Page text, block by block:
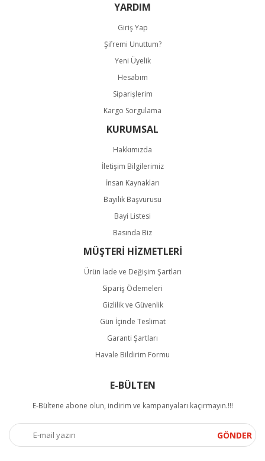
Gönder
YARDIM
Giriş Yap
Şifremi Unuttum?
Yeni Üyelik
Hesabım
Siparişlerim
Kargo Sorgulama
KURUMSAL
Hakkımızda
İletişim Bilgilerimiz
İnsan Kaynakları
Bayilik Başvurusu
Bayi Listesi
Basında Biz
MÜŞTERİ HİZMETLERİ
Ürün İade ve Değişim Şartları
Sipariş Ödemeleri
Gizlilik ve Güvenlik
Gün İçinde Teslimat
Garanti Şartları
Havale Bildirim Formu
E-BÜLTEN
E-Bültene abone olun, indirim ve kampanyaları kaçırmayın.!!!
GÖNDER